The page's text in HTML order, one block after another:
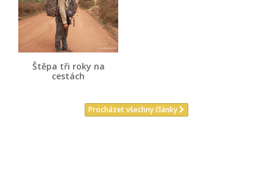
Štěpa tři roky na
cestách
Procházet všechny články